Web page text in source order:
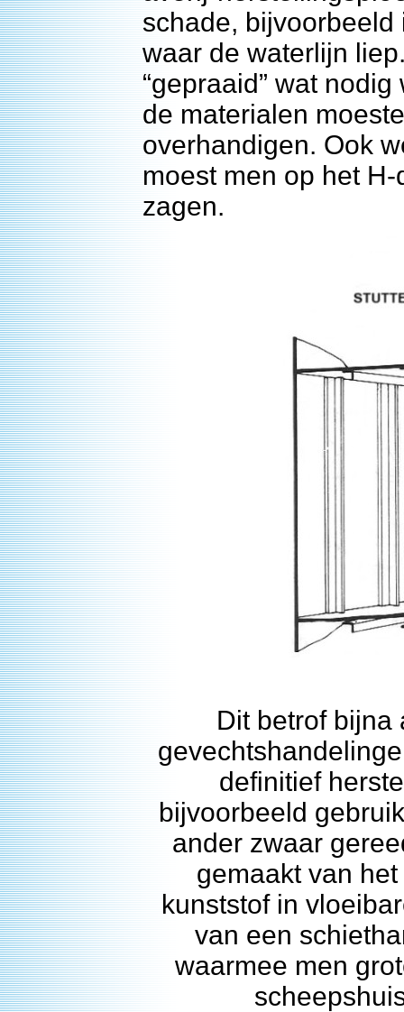
schade,
waar de waterlijn
“gepraaid” wat
de materialen
overhandigen. Ook
moest men op het
zagen.
Dit betrof bijna
definitief
bijvoorbeeld
ander zwaar
gemaakt van
kunststof in
van een
waarmee men